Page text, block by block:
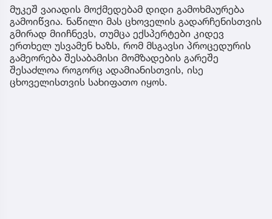
მუკეშ ვაიადის მოქმედებამ დიდი გამოხმაურება
გამოიწვია. ნაწილი მას ცხოველის გადარჩენისთვის
გმირად მიიჩნევს, თუმცა ექსპერტები კიდევ
ერთხელ უსვამენ ხაზს, რომ მსგავსი პროცედურის
გამეორება შესაბამისი მომზადების გარეშე
შესაძლოა როგორც ადამიანისთვის, ისე
ცხოველისთვის სახიფათო იყოს.